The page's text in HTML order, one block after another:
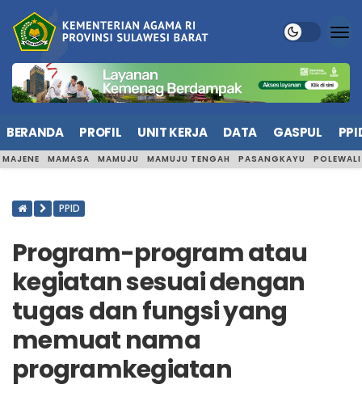
BERANDA PROFIL UNIT KERJA DATA GASPUL
MAJENE MAMASA MAMUJU MAMUJU TENGAH PASANGKAYU
PPID
Program-program atau
kegiatan sesuai dengan
tugas dan fungsi yang
memuat nama
programkegiatan